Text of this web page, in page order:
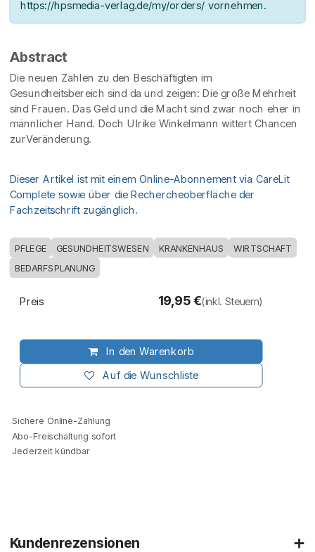
https://hpsmedia-verlag.de/my/orders/ vornehmen.
Abstract
Die neuen Zahlen zu den Beschäftigten im
Gesundheitsbereich sind da und zeigen: Die große Mehrheit
sind Frauen. Das Geld und die Macht sind zwar noch eher in
männlicher Hand. Doch Ulrike Winkelmann wittert Chancen
zurVeränderung.
Dieser Artikel ist mit einem Online-Abonnement via CareLit
Complete sowie über die Rechercheoberfläche der
Fachzeitschrift zugänglich.
PFLEGE GESUNDHEITSWESEN KRANKENHAUS WIRTSCHAFT
BEDARFSPLANUNG
In den Warenkorb
Auf die Wunschliste
Preis 19,95€(inkl. Steuern)
Sichere Online-Zahlung
Abo-Freischaltung sofort
Jederzeit kündbar
Kundenrezensionen